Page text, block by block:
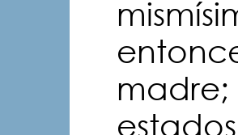
madre;